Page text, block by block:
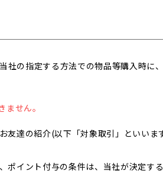
の指定する方法での物品等購入時に
せん。
友達の紹介(以下「対象取引」といい
ポイント付与の条件は、当社が決定す